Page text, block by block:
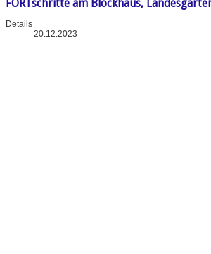
FORTschritte am Blockhaus,
Details
20.12.2023